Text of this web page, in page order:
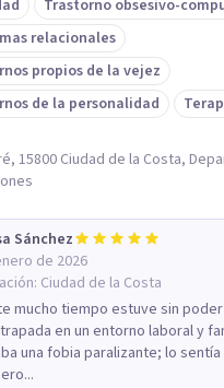
Trastorno obsesivo-
relacionales
propios de la vejez
de la personalidad
15800 Ciudad de la Costa,
Sánchez
de 2026
Ciudad de la Costa
mucho tiempo estuve sin
en un entorno laboral y
una fobia paralizante; lo